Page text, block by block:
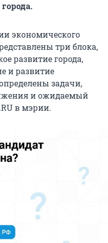
экономического
три блока,
развитие города,
и развитие
задачи,
и ожидаемый
в мэрии.